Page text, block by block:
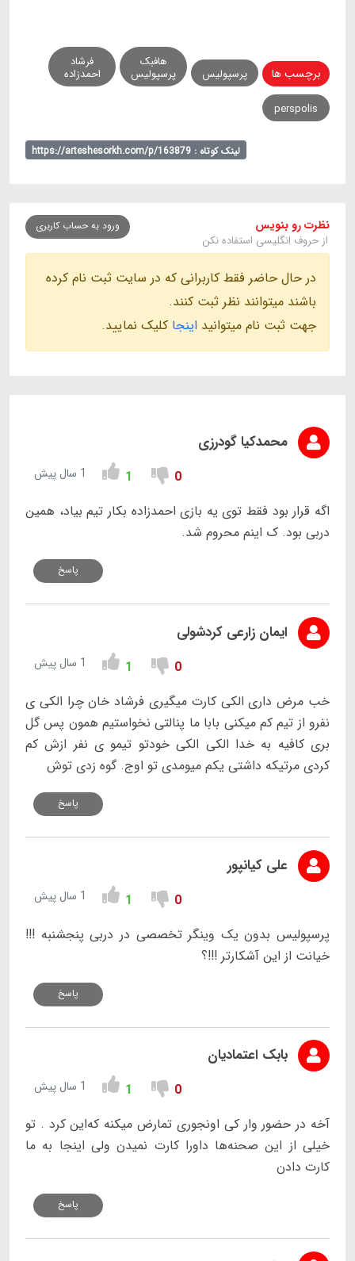
برچسب ها پرسپولیس
هافبک
پرسپولیس
فرشاد
احمدزاده
perspolis
لینک کوتاه : https://arteshesorkh.com/p/163879
نظرت رو بنویس
از حروف انگلیسی استفاده نکن
ورود به حساب کاربری
در حال حاضر فقط کاربرانی که در سایت ثبت نام کرده
باشند میتوانند نظر ثبت کنند.
جهت ثبت نام میتوانیداینجاکلیک نمایید.
محمدکیا گودرزی
0
اگه قرار بود فقط توی یه بازی احمدزاده بکار تیم بیاد، همین
دربی بود. ک اینم محروم شد.
پاسخ
ایمان زارعی کردشولی
0
خب مرض داری الکی کارت میگیری فرشاد خان چرا الکی ی
نفرو از تیم کم میکنی بابا ما پنالتی نخواستیم همون پس گل
بری کافیه به خدا الکی الکی خودتو تیمو ی نفر ازش کم
کردی مرتیکه داشتی یکم میومدی تو اوج. گوه زدی توش
پاسخ
علی کیانپور
0
پرسپولیس بدون یک وینگر تخصصی در دربی پنجشنبه !!!
خیانت‌ از این آشکارتر !!!؟
پاسخ
بابک اعتمادیان
0
آخه در حضور وار کی اونجوری تمارض میکنه که‌این کرد . تو
خیلی از این صحنه‌ها داورا کارت نمیدن ولی اینجا به ما
کارت دادن
پاسخ